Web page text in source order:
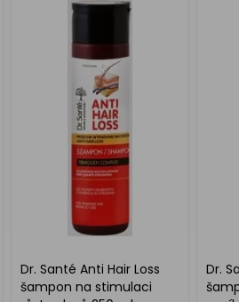
Dr. Santé Anti Hair Loss
šampon na stimulaci
Dr.